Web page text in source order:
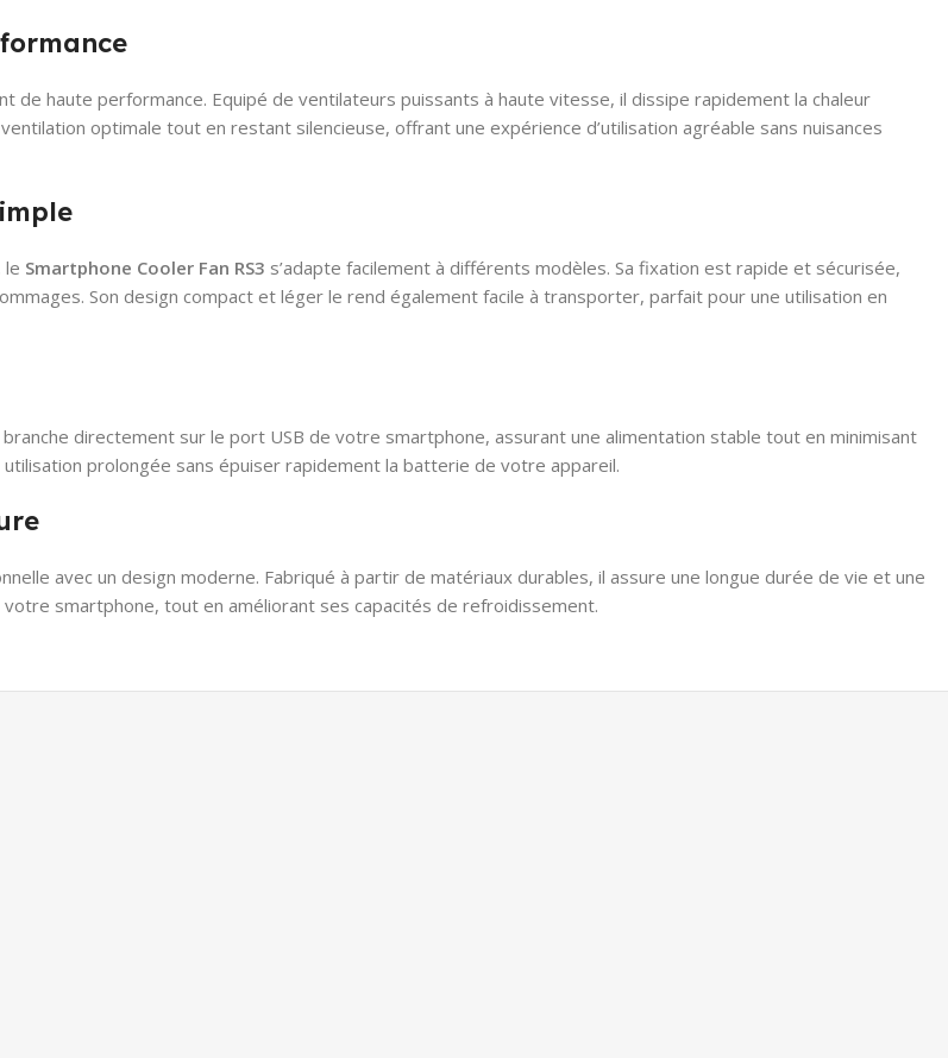
de haute performance. Equipé de ventilateurs puissants à haute vitesse, il dissipe rapidement la chaleur
optimale tout en restant silencieuse, offrant une expérience d’utilisation agréable sans nuisances
le Smartphone Cooler Fan RS3 s’adapte facilement à différents modèles. Sa fixation est rapide et sécurisée,
Son design compact et léger le rend également facile à transporter, parfait pour une utilisation en
directement sur le port USB de votre smartphone, assurant une alimentation stable tout en minimisant
prolongée sans épuiser rapidement la batterie de votre appareil.
avec un design moderne. Fabriqué à partir de matériaux durables, il assure une longue durée de vie et une
smartphone, tout en améliorant ses capacités de refroidissement.